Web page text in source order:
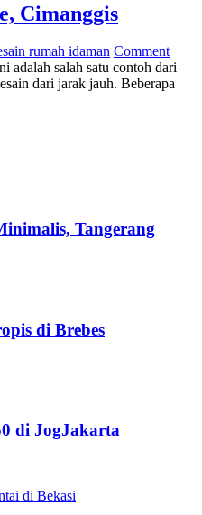
Cimanggis
rumah idaman Comment
adalah salah satu contoh dari
dari jarak jauh. Beberapa
Tangerang
di Brebes
di JogJakarta